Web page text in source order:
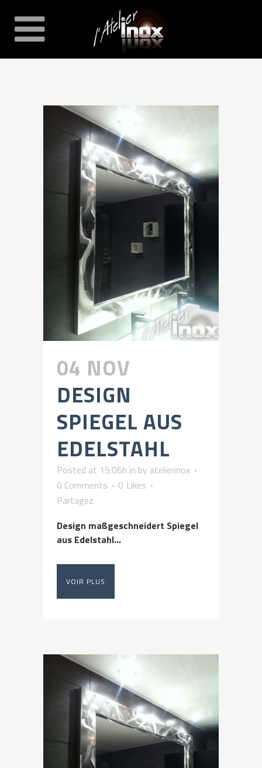
04 NOV
DESIGN
SPIEGEL AUS
EDELSTAHL
Posted at 15:06h in by atelierinox
0 Comments
0 Likes
Partagez
Design maßgeschneidert Spiegel
aus Edelstahl...
VOIR PLUS